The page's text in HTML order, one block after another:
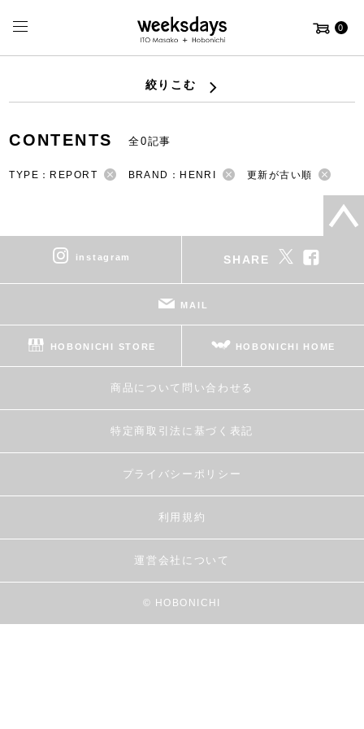
0
絞りこむ
CONTENTS 全0記事
TYPE：REPORT BRAND：HENRI 更新が古い順
instagram SHARE
MAIL
HOBONICHI STORE HOBONICHI HOME
商品について問い合わせる
特定商取引法に基づく表記
プライバシーポリシー
利用規約
運営会社について
© HOBONICHI